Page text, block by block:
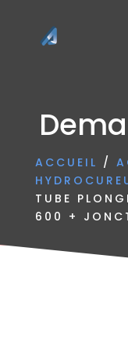
ACCUEIL /
TUBE
600 +